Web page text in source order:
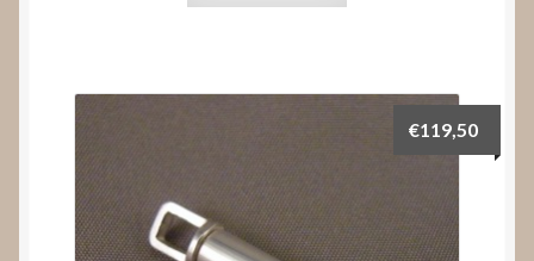
€119,50